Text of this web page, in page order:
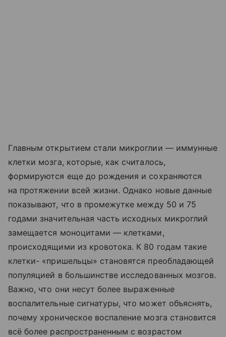
Главным открытием стали микроглии — иммунные
клетки мозга, которые, как считалось,
формируются еще до рождения и сохраняются
на протяжении всей жизни. Однако новые данные
показывают, что в промежутке между 50 и 75
годами значительная часть исходных микроглий
замещается моноцитами — клетками,
происходящими из кровотока. К 80 годам такие
клетки- «пришельцы» становятся преобладающей
популяцией в большинстве исследованных мозгов.
Важно, что они несут более выраженные
воспалительные сигнатуры, что может объяснять,
почему хроническое воспаление мозга становится
всё более распространенным с возрастом